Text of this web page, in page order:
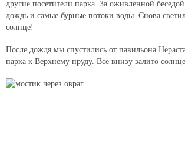
другие посетители парка. За оживленной
дождь и самые бурные потоки воды. Снова
солнце!
После дождя мы спустились от павильона
парка к Верхнему пруду. Всё внизу залито